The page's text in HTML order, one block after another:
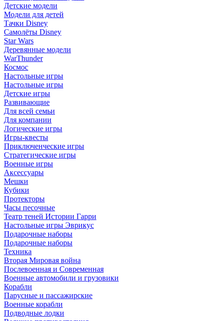
Детские модели
Модели для детей
Тачки Disney
Самолёты Disney
Star Wars
Деревянные модели
WarThunder
Космос
Настольные игры
Настольные игры
Детские игры
Развивающие
Для всей семьи
Для компании
Логические игры
Игры-квесты
Приключенческие игры
Стратегические игры
Военные игры
Аксессуары
Мешки
Кубики
Протекторы
Часы песочные
Театр теней Истории Гарри
Настольные игры Эврикус
Подарочные наборы
Подарочные наборы
Техника
Вторая Мировая война
Послевоенная и Современная
Военные автомобили и грузовики
Корабли
Парусные и пассажирские
Военные корабли
Подводные лодки